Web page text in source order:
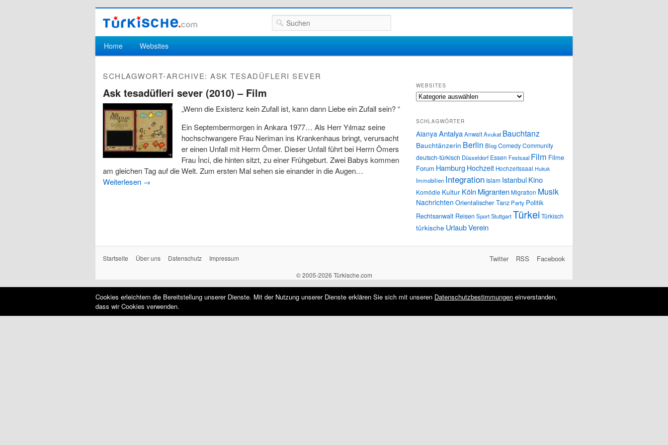
Suchen
Hauptmenü
Zum Inhalt wechseln
Zum sekundären Inhalt wechseln
Home Websites
SCHLAGWORT-ARCHIVE: ASK TESADÜFLERI SEVER
Ask tesadüfleri sever (2010) – Film
„Wenn die Existenz kein Zufall ist, kann dann Liebe ein Zufall sein? “
Ein Septembermorgen in Ankara 1977… Als Herr Yılmaz seine
hochschwangere Frau Neriman ins Krankenhaus bringt, verursacht
er einen Unfall mit Herrn Ömer. Dieser Unfall führt bei Herrn Ömers
Frau İnci, die hinten sitzt, zu einer Frühgeburt. Zwei Babys kommen
am gleichen Tag auf die Welt. Zum ersten Mal sehen sie einander in die Augen…
Weiterlesen →
WEBSITES
Websites
SCHLAGWÖRTER
Alanya AntalyaAnwaltAvukat Bauchtanz
Bauchtänzerin Berlin BlogComedyCommunity
deutsch-türkisch Düsseldorf Essen Festsaal Film Filme
Forum Hamburg Hochzeit Hochzeitssaal Hukuk
Immobilien Integration Islam IstanbulKino
Komödie Kultur Köln MigrantenMigration Musik
Nachrichten Orientalischer Tanz Party Politik
Rechtsanwalt ReisenSportStuttgartTürkeiTürkisch
türkische UrlaubVerein
Startseite Über uns Datenschutz Impressum Facebook
RSS
Twitter
© 2005-2026 Türkische.com
Cookies erleichtern die Bereitstellung unserer Dienste. Mit der Nutzung unserer Dienste erklären Sie sich mit unseren Datenschutzbestimmungen einverstanden,
dass wir Cookies verwenden.